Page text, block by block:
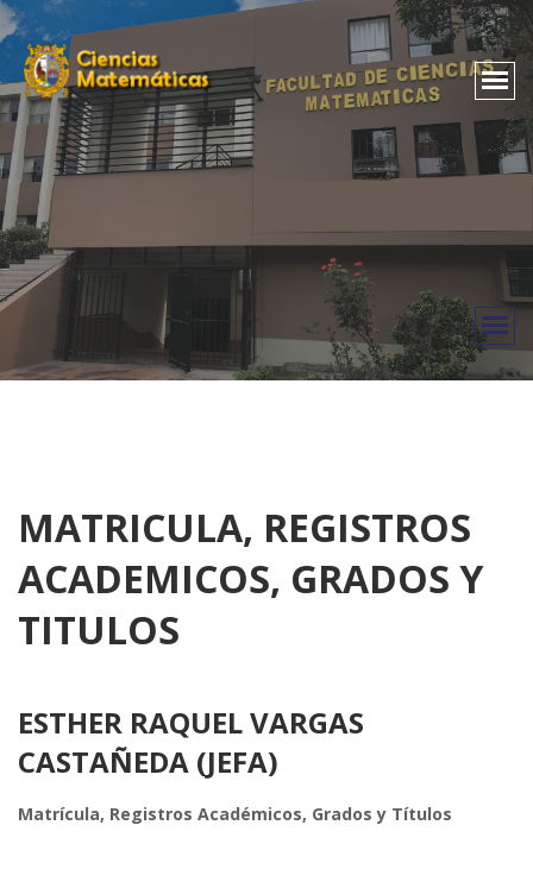
MATRICULA, REGISTROS
ACADEMICOS, GRADOS Y
TITULOS
ESTHER RAQUEL VARGAS
CASTAÑEDA (JEFA)
Matrícula, Registros Académicos, Grados y Títulos